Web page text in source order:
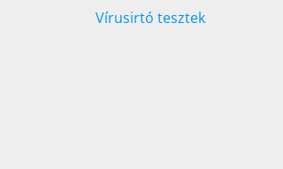
Vírusirtó tesztek